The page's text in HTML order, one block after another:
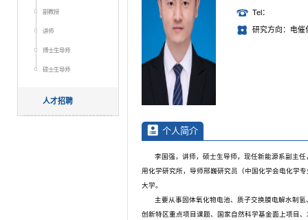
副教授
讲师
博士生导师
硕士生导师
人才招聘
Tel：
研究方向：电催
个人简介
李国强，讲师，硕士生导师，现任新能源系副主
用化学研究所，导师邢巍研究员（中国化学会电化学
大学。
主要从事固体氧化物电池、质子交换膜电解水制
创新特区重点项目课题、国家自然科学基金面上项目